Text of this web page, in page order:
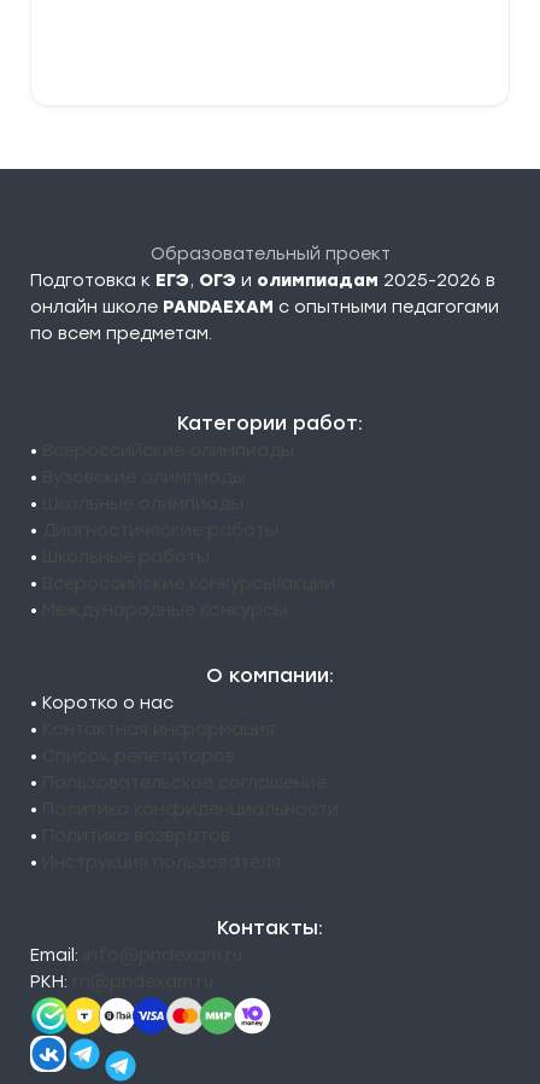
Образовательный проект
Подготовка к ЕГЭ, ОГЭ и олимпиадам 2025-2026 в
онлайн школе PANDAEXAM c опытными педагогами
по всем предметам.
Категории работ:
•
•
•
•
•
•
•
О компании:
• Коротко о нас
•
•
•
•
•
•
Контакты:
Email:
РКН: